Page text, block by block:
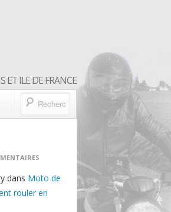
ILE DE FRANCE
dans Moto de
rouler en